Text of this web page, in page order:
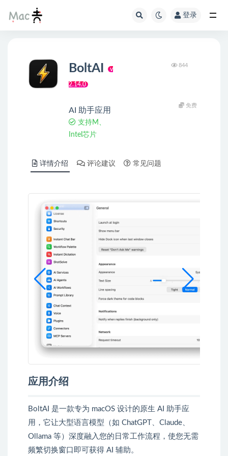
登录
BoltAI v
2.14.0
AI 助手应用
支持M、
Intel芯片
844
免费
详情介绍 评论建议 常见问题
应用介绍
BoltAI 是一款专为 macOS 设计的原生 AI 助手应
用，它让大型语言模型（如 ChatGPT、Claude、
Ollama 等）深度融入您的日常工作流程，使您无需
频繁切换窗口即可获得 AI 辅助。